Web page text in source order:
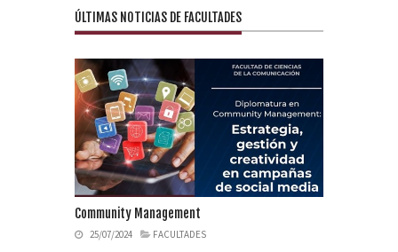
ÚLTIMAS NOTICIAS DE FACULTADES
Community Management
25/07/2024 FACULTADES